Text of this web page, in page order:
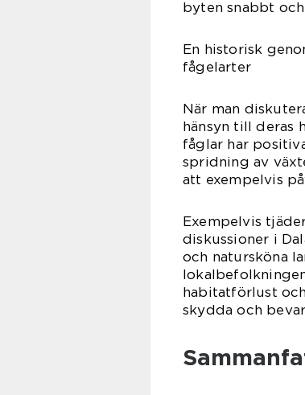
byten snabbt
En historisk
fågelarter
När man
hänsyn till deras
fåglar har
spridning av
att exempelvis
Exempelvis
diskussioner i
och natursköna
habitatförlust
skydda och